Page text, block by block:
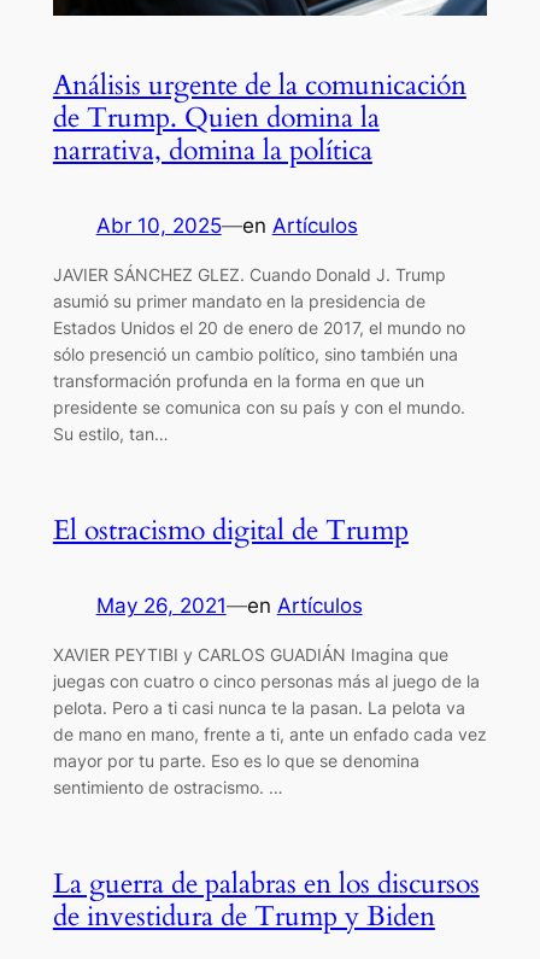
Análisis urgente de la comunicación
de Trump. Quien domina la
narrativa, domina la política
Abr 10, 2025—en Artículos
JAVIER SÁNCHEZ GLEZ. Cuando Donald J. Trump
asumió su primer mandato en la presidencia de
Estados Unidos el 20 de enero de 2017, el mundo no
sólo presenció un cambio político, sino también una
transformación profunda en la forma en que un
presidente se comunica con su país y con el mundo.
Su estilo, tan…
El ostracismo digital de Trump
May 26, 2021—en Artículos
XAVIER PEYTIBI y CARLOS GUADIÁN Imagina que
juegas con cuatro o cinco personas más al juego de la
pelota. Pero a ti casi nunca te la pasan. La pelota va
de mano en mano, frente a ti, ante un enfado cada vez
mayor por tu parte. Eso es lo que se denomina
sentimiento de ostracismo. …
La guerra de palabras en los discursos
de investidura de Trump y Biden